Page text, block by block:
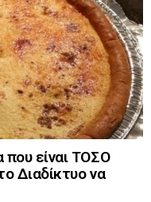
που είναι ΤΟΣΟ
Διαδίκτυο να